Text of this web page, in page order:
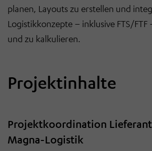
planen, Layouts zu erstellen und
Logistikkonzepte – inklusive FTS/FTF
und zu kalkulieren.
Projektinhalte
Projektkoordination
Magna-Logistik